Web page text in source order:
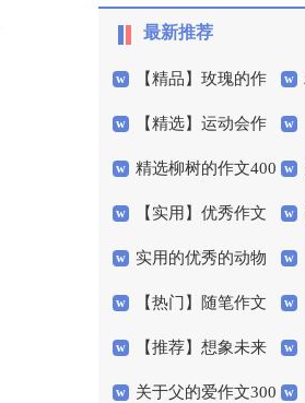
最新推荐
【精品】玫瑰的作
文300字四篇 3篇
【精选】运动会作
文600字集锦九篇 文
精选柳树的作文400
字三篇 字
【实用】优秀作文
600字9篇 字
实用的优秀的动物
作文300字3篇
【热门】随笔作文
300字合集八篇
【推荐】想象未来
的作文400字四篇 小
关于父的爱作文300